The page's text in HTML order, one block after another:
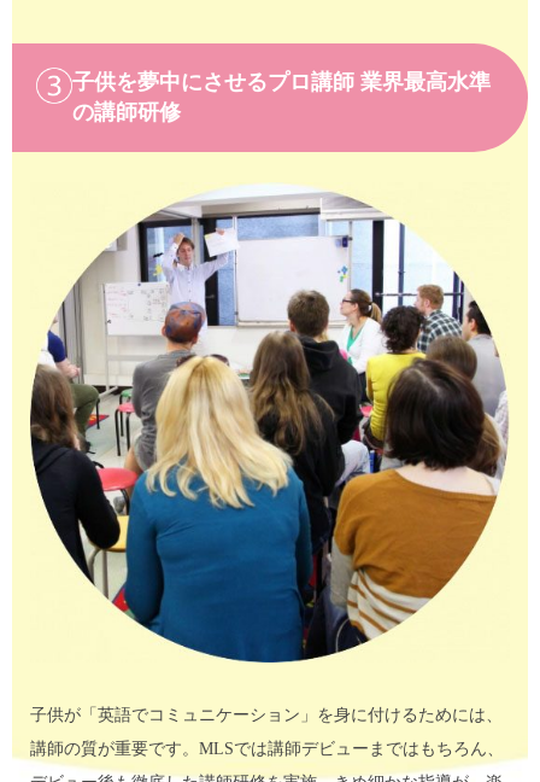
子供を夢中にさせるプロ講師 業界最高水準
の講師研修
子供が「英語でコミュニケーション」を身に付けるためには、
講師の質が重要です。MLSでは講師デビューまではもちろん、